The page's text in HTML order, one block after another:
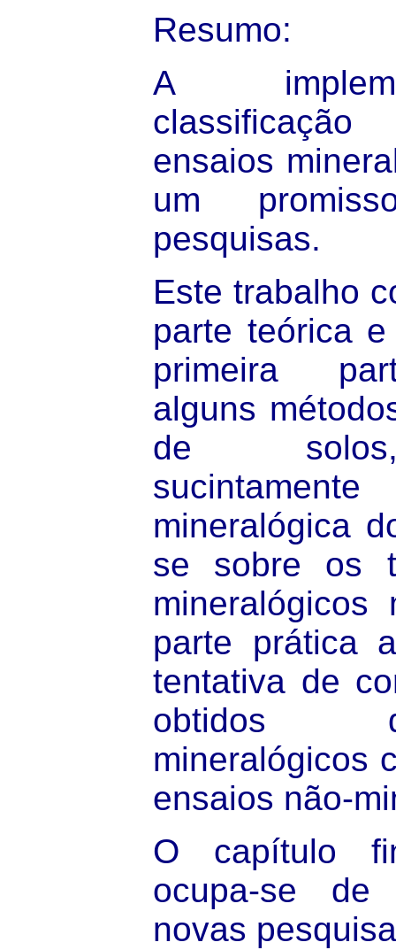
Resumo:
A
ensaios
um
pesquisas.
Este trabalho
parte teórica
primeira
alguns
de
mineralógica
se sobre os
mineralógicos
parte prática
tentativa de
obtidos
mineralógicos
ensaios não-
O capítulo
ocupa-se de
novas